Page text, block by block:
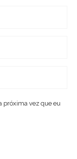
próxima vez que eu